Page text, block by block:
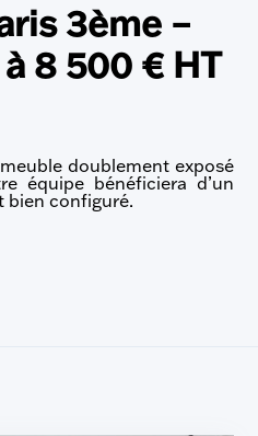
3ème –
8 500 € HT
doublement exposé
équipe bénéficiera d’un
bien configuré.